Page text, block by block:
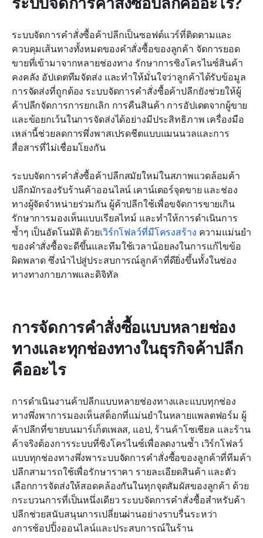
ระบบจัดการคำสั่งซื้อค้าปลีกเป็นซอฟต์แวร์ที่ติดตามและ
ควบคุมเส้นทางทั้งหมดของคำสั่งซื้อของลูกค้า จัดการยอด
ขายที่เข้ามาจากหลายช่องทาง รักษาการซิงโครไนซ์สินค้า
คงคลัง อัปเดตทีมจัดส่ง และทำให้มั่นใจว่าลูกค้าได้รับข้อมูล
การจัดส่งที่ถูกต้อง ระบบจัดการคำสั่งซื้อค้าปลีกยังช่วยให้ผู้
ค้าปลีกจัดการการยกเลิก การคืนสินค้า การอัปเดตจากผู้ขาย
และข้อยกเว้นในการจัดส่งได้อย่างมีประสิทธิภาพ เครื่องมือ
เหล่านี้ช่วยลดการพึ่งพาสเปรดชีตแบบแมนนวลและการ
สื่อสารที่ไม่เชื่อมโยงกัน
ระบบจัดการคำสั่งซื้อค้าปลีกสมัยใหม่ในสภาพแวดล้อมค้า
ปลีกมักรองรับร้านค้าออนไลน์ เคาน์เตอร์จุดขาย และช่อง
ทางผู้จัดจำหน่ายร่วมกัน ผู้ค้าปลีกใช้เพื่อขจัดการขายเกิน
รักษาการมองเห็นแบบเรียลไทม์ และทำให้การดำเนินการ
ซ้ำๆ เป็นอัตโนมัติ ด้วยเวิร์กโฟลว์ที่มีโครงสร้าง ความแม่นยำ
ของคำสั่งซื้อจะดีขึ้นและทีมใช้เวลาน้อยลงในการแก้ไขข้อ
ผิดพลาด ซึ่งนำไปสู่ประสบการณ์ลูกค้าที่ดียิ่งขึ้นทั้งในช่อง
ทางทางกายภาพและดิจิทัล
การจัดการคำสั่งซื้อแบบหลายช่อง
ทางและทุกช่องทางในธุรกิจค้าปลีก
คืออะไร
การดำเนินงานค้าปลีกแบบหลายช่องทางและแบบทุกช่อง
ทางพึ่งพาการมองเห็นสต็อกที่แม่นยำในหลายแพลตฟอร์ม ผู้
ค้าปลีกที่ขายบนมาร์เก็ตเพลส, แอป, ร้านค้าโซเชียล และร้าน
ค้าจริงต้องการระบบที่ซิงโครไนซ์เพื่อลดงานซ้ำ เวิร์กโฟลว์
แบบทุกช่องทางพึ่งพาระบบจัดการคำสั่งซื้อของลูกค้าที่ทีมค้า
ปลีกสามารถใช้เพื่อรักษาราคา รายละเอียดสินค้า และตัว
เลือกการจัดส่งให้สอดคล้องกันในทุกจุดสัมผัสของลูกค้า ด้วย
กระบวนการที่เป็นหนึ่งเดียว ระบบจัดการคำสั่งซื้อสำหรับค้า
ปลีกช่วยสนับสนุนการเปลี่ยนผ่านอย่างราบรื่นระหว่า
งการช้อปปิ้งออนไลน์และประสบการณ์ในร้าน